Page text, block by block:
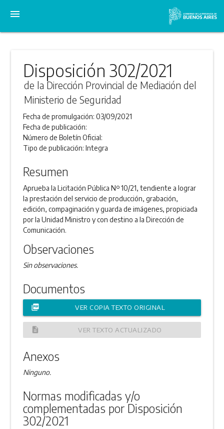
menu
Disposición 302/2021
de la Dirección Provincial de Mediación del
Ministerio de Seguridad
Fecha de promulgación:03/09/2021
Fecha de publicación:
Número de Boletín Oficial:
Tipo de publicación:Integra
Resumen
Aprueba la Licitación Pública Nº 10/21, tendiente a lograr
la prestación del servicio de producción, grabación,
edición, compaginación y guarda de imágenes, propiciada
por la Unidad Ministro y con destino a la Dirección de
Comunicación.
Observaciones
Sin observaciones.
Documentos
picture_as_pdf VER COPIA TEXTO ORIGINAL
description VER TEXTO ACTUALIZADO
Anexos
Ninguno.
Normas modificadas y/o
complementadas por Disposición
302/2021